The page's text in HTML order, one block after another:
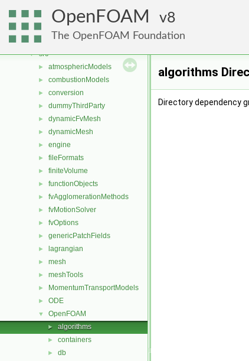
OpenFOAM 8
The OpenFOAM Foundation
▼ File List
► applications
▼ src
► atmosphericModels
► combustionModels
► conversion
► dummyThirdParty
► dynamicFvMesh
► dynamicMesh
► engine
► fileFormats
► finiteVolume
► functionObjects
► fvAgglomerationMethods
► fvMotionSolver
► fvOptions
► genericPatchFields
► lagrangian
► mesh
► meshTools
► MomentumTransportModels
► ODE
▼ OpenFOAM
► algorithms
► containers
► db
algorithms
Directory dependency